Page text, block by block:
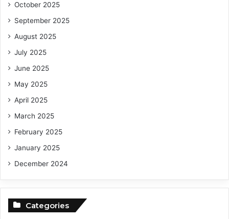
October 2025
September 2025
August 2025
July 2025
June 2025
May 2025
April 2025
March 2025
February 2025
January 2025
December 2024
Categories